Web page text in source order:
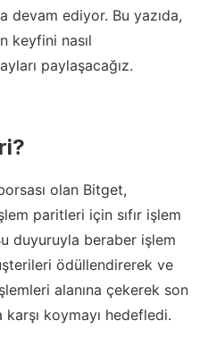
devam ediyor. Bu yazıda,
keyfini nasıl
paylaşacağız.
olan Bitget,
paritleri için sıfır işlem
duyuruyla beraber işlem
ödüllendirerek ve
alanına çekerek son
koymayı hedefledi.